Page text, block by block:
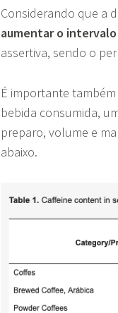
Considerando que a
aumentar o intervalo
assertiva, sendo o
É importante
bebida consumida,
preparo, volume e
abaixo.